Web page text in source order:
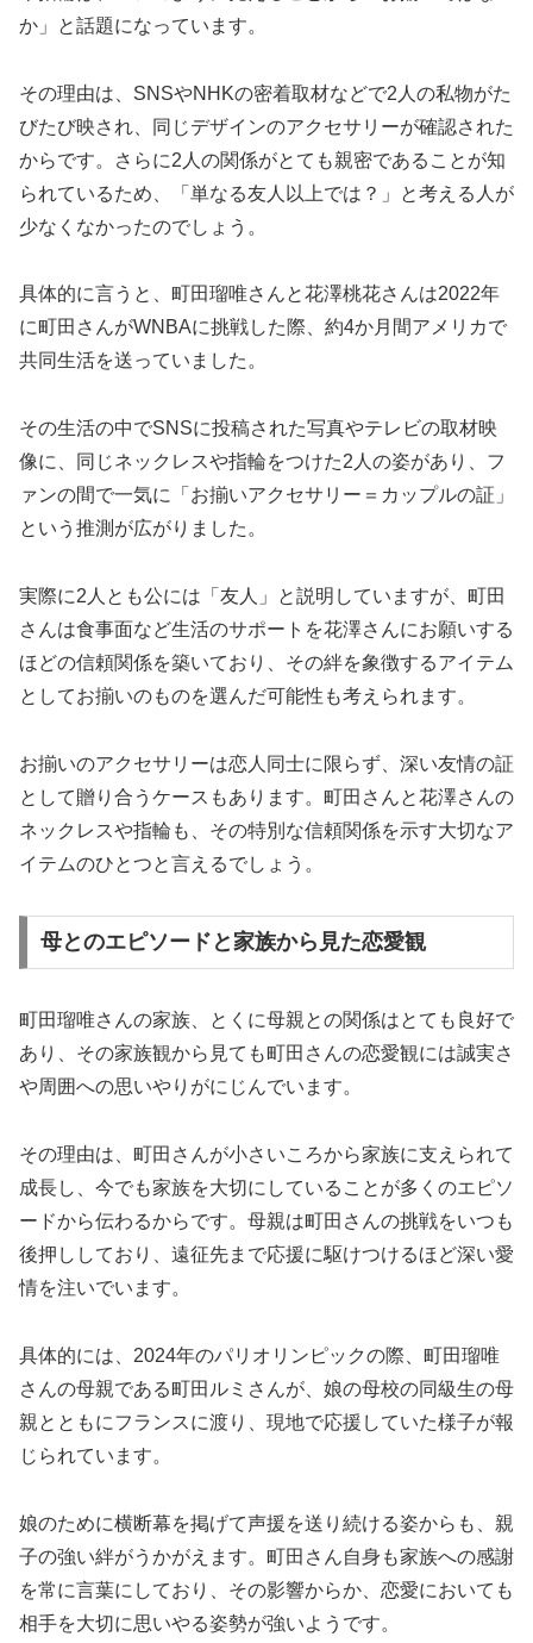
か」と話題になっています。
その理由は、SNSやNHKの密着取材などで2人の私物がた
びたび映され、同じデザインのアクセサリーが確認された
からです。さらに2人の関係がとても親密であることが知
られているため、「単なる友人以上では？」と考える人が
少なくなかったのでしょう。
具体的に言うと、町田瑠唯さんと花澤桃花さんは2022年
に町田さんがWNBAに挑戦した際、約4か月間アメリカで
共同生活を送っていました。
その生活の中でSNSに投稿された写真やテレビの取材映
像に、同じネックレスや指輪をつけた2人の姿があり、フ
ァンの間で一気に「お揃いアクセサリー＝カップルの証」
という推測が広がりました。
実際に2人とも公には「友人」と説明していますが、町田
さんは食事面など生活のサポートを花澤さんにお願いする
ほどの信頼関係を築いており、その絆を象徴するアイテム
としてお揃いのものを選んだ可能性も考えられます。
お揃いのアクセサリーは恋人同士に限らず、深い友情の証
として贈り合うケースもあります。町田さんと花澤さんの
ネックレスや指輪も、その特別な信頼関係を示す大切なア
イテムのひとつと言えるでしょう。
母とのエピソードと家族から見た恋愛観
町田瑠唯さんの家族、とくに母親との関係はとても良好で
あり、その家族観から見ても町田さんの恋愛観には誠実さ
や周囲への思いやりがにじんでいます。
その理由は、町田さんが小さいころから家族に支えられて
成長し、今でも家族を大切にしていることが多くのエピソ
ードから伝わるからです。母親は町田さんの挑戦をいつも
後押ししており、遠征先まで応援に駆けつけるほど深い愛
情を注いでいます。
具体的には、2024年のパリオリンピックの際、町田瑠唯
さんの母親である町田ルミさんが、娘の母校の同級生の母
親とともにフランスに渡り、現地で応援していた様子が報
じられています。
娘のために横断幕を掲げて声援を送り続ける姿からも、親
子の強い絆がうかがえます。町田さん自身も家族への感謝
を常に言葉にしており、その影響からか、恋愛においても
相手を大切に思いやる姿勢が強いようです。